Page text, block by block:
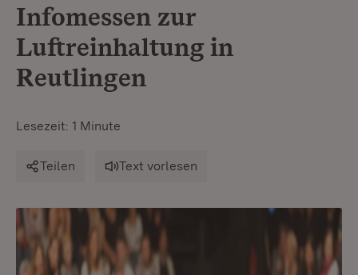
Infomessen zur
Luftreinhaltung in
Reutlingen
Lesezeit: 1 Minute
Teilen Text vorlesen